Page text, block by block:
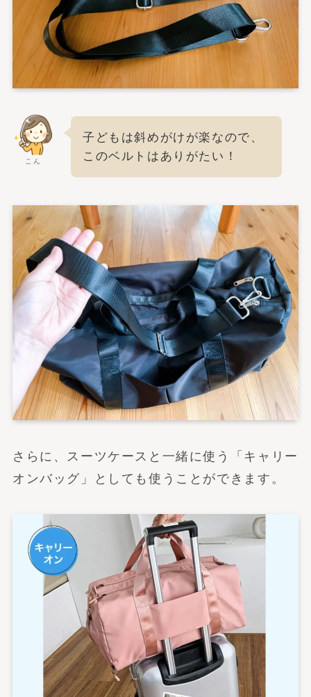
こん
子どもは斜めがけが楽なので、
このベルトはありがたい！
さらに、スーツケースと一緒に使う「キャリー
オンバッグ」としても使うことができます。